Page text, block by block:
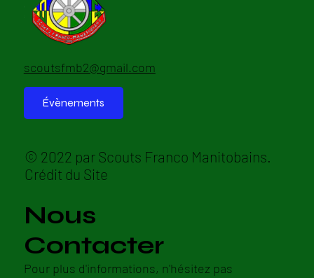
scoutsfmb2@gmail.com
Évènements
© 2022 par Scouts Franco Manitobains.
Crédit du Site
Nous
Contacter
Pour plus d'informations, n'hésitez pas